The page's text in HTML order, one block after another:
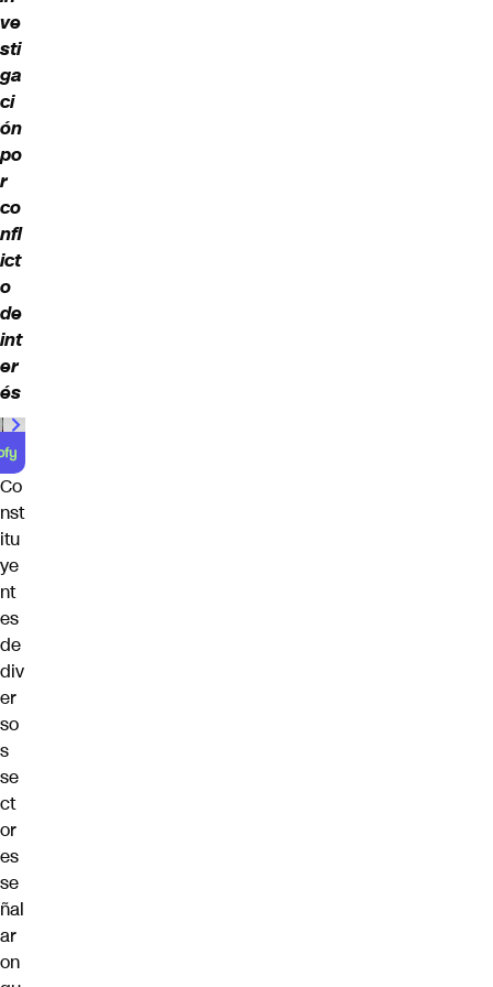
ve
sti
ga
ci
ón
po
r
co
nfl
ict
o
de
int
er
és
Co
nst
itu
ye
nt
es
de
div
er
so
s
se
ct
or
es
se
ñal
ar
on